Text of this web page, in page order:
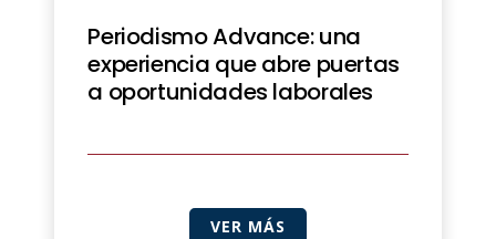
Periodismo Advance: una
experiencia que abre puertas
a oportunidades laborales
VER MÁS